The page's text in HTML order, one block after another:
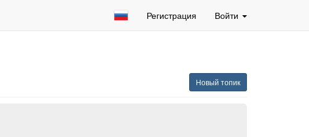
Регистрация Войти
Новый топик